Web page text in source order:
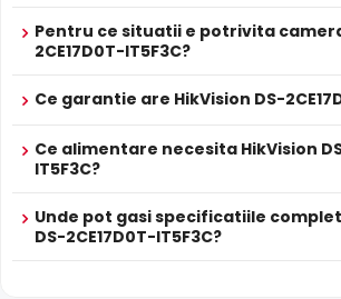
HikVision DS-2CE17D0T-IT5F3C este
Infrarosu Inteligent(Smart IR), ce
distanta obiectului, eliminand riscul de
PROSPECT PRODUCATOR
Prospect
HikVision DS-2CE17D0T-IT5F3C
caracter informativ.
Pentru ce situatii e potrivita
2CE17D0T-IT5F3C?
Ce garantie are HikVision DS-
Ce alimentare necesita HikVision
IT5F3C?
Unde pot gasi specificatiile
DS-2CE17D0T-IT5F3C?